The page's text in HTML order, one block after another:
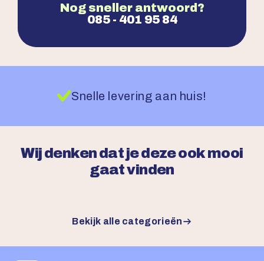
Nog sneller antwoord?
085 - 401 95 84
Snelle levering aan huis!
Wij denken dat je deze ook mooi
gaat vinden
Bekijk alle categorieën